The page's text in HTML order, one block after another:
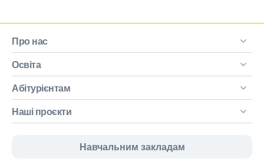
Про нас
Освіта
Абітурієнтам
Наші проєкти
Навчальним закладам